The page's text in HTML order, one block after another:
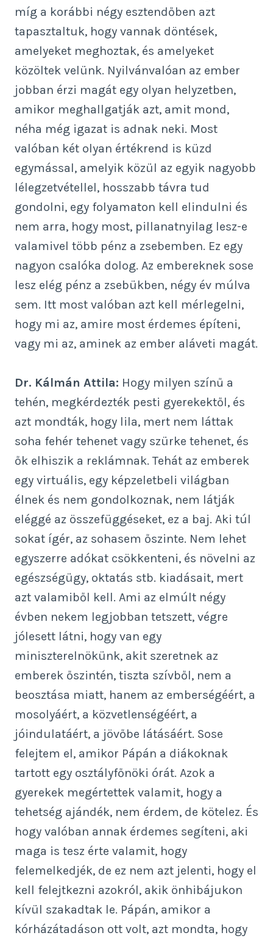
míg a korábbi négy esztendőben azt
tapasztaltuk, hogy vannak döntések,
amelyeket meghoztak, és amelyeket
közöltek velünk. Nyilvánvalóan az ember
jobban érzi magát egy olyan helyzetben,
amikor meghallgatják azt, amit mond,
néha még igazat is adnak neki. Most
valóban két olyan értékrend is küzd
egymással, amelyik közül az egyik nagyobb
lélegzetvétellel, hosszabb távra tud
gondolni, egy folyamaton kell elindulni és
nem arra, hogy most, pillanatnyilag lesz-e
valamivel több pénz a zsebemben. Ez egy
nagyon csalóka dolog. Az embereknek sose
lesz elég pénz a zsebükben, négy év múlva
sem. Itt most valóban azt kell mérlegelni,
hogy mi az, amire most érdemes építeni,
vagy mi az, aminek az ember aláveti magát.
Dr. Kálmán Attila: Hogy milyen színű a
tehén, megkérdezték pesti gyerekektől, és
azt mondták, hogy lila, mert nem láttak
soha fehér tehenet vagy szürke tehenet, és
ők elhiszik a reklámnak. Tehát az emberek
egy virtuális, egy képzeletbeli világban
élnek és nem gondolkoznak, nem látják
eléggé az összefüggéseket, ez a baj. Aki túl
sokat ígér, az sohasem őszinte. Nem lehet
egyszerre adókat csökkenteni, és növelni az
egészségügy, oktatás stb. kiadásait, mert
azt valamiből kell. Ami az elmúlt négy
évben nekem legjobban tetszett, végre
jólesett látni, hogy van egy
miniszterelnökünk, akit szeretnek az
emberek őszintén, tiszta szívből, nem a
beosztása miatt, hanem az emberségéért, a
mosolyáért, a közvetlenségéért, a
jóindulatáért, a jövőbe látásáért. Sose
felejtem el, amikor Pápán a diákoknak
tartott egy osztályfőnöki órát. Azok a
gyerekek megértettek valamit, hogy a
tehetség ajándék, nem érdem, de kötelez. És
hogy valóban annak érdemes segíteni, aki
maga is tesz érte valamit, hogy
felemelkedjék, de ez nem azt jelenti, hogy el
kell felejtkezni azokról, akik önhibájukon
kívül szakadtak le. Pápán, amikor a
kórházátadáson ott volt, azt mondta, hogy